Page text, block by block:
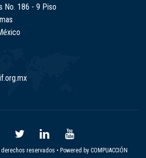
No. 186 - 9 Piso
reservados • Powered by COMPUACCIÓN